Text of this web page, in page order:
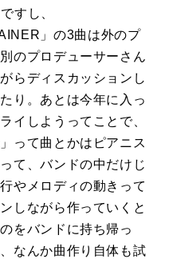
すし、
」の3曲は外のプ
のプロデューサーさん
らディスカッションし
り。あとは今年に入っ
イしようってことで、
って曲とかはピアニス
て、バンドの中だけじ
やメロディの動きって
しながら作っていくと
をバンドに持ち帰っ
なんか曲作り自体も試